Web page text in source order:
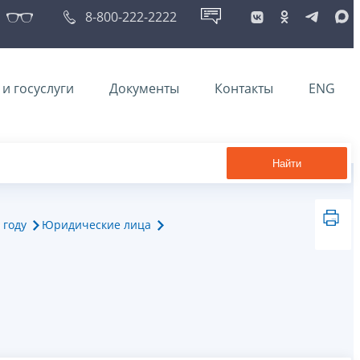
8-800-222-2222
госуслуги Документы Контакты ENG
Найти
Юридические лица